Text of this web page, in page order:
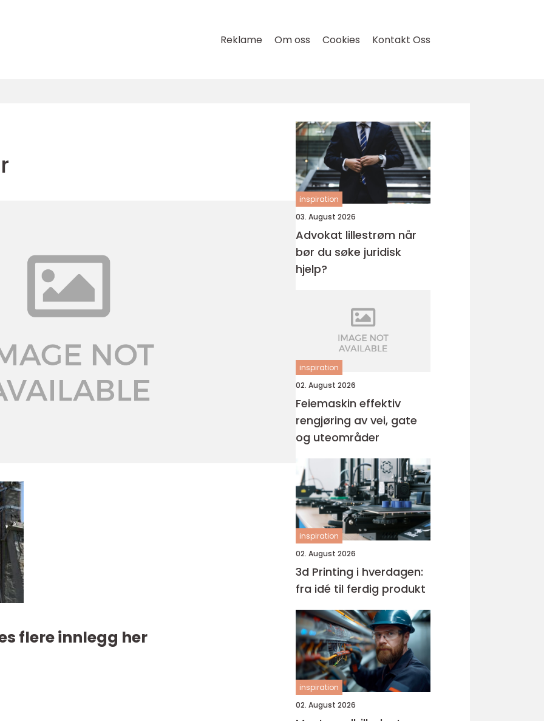
Reklame Om oss Cookies Kontakt Oss
flere innlegg her
inspiration
03. August 2026
Advokat lillestrøm når
bør du søke juridisk
hjelp?
inspiration
02. August 2026
Feiemaskin effektiv
rengjøring av vei, gate
og uteområder
inspiration
02. August 2026
3d Printing i hverdagen:
fra idé til ferdig produkt
inspiration
02. August 2026